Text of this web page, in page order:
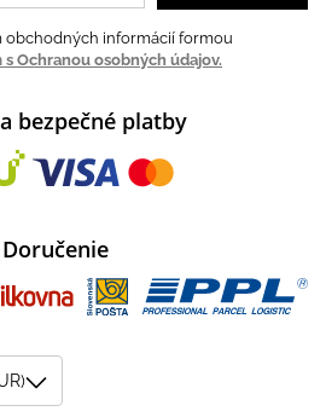
obchodných informácií formou
s Ochranou osobných údajov.
bezpečné platby
Doručenie